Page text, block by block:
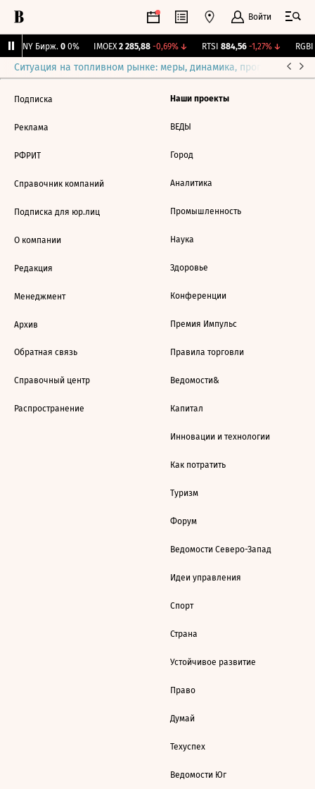
Войти
CNY Бирж. 0 0% IMOEX 2 285,88 -0,69%↓ RTSI 884,56 -1,27%↓ RGBI
Ситуация на топливном рынке: меры, динамика, прогнозы
Подписка
Реклама
РФРИТ
Справочник компаний
Подписка для юр.лиц
О компании
Редакция
Менеджмент
Архив
Обратная связь
Справочный центр
Распространение
Наши проекты
ВЕДЫ
Город
Аналитика
Промышленность
Наука
Здоровье
Конференции
Премия Импульс
Правила торговли
Ведомости&
Капитал
Инновации и технологии
Как потратить
Туризм
Форум
Ведомости Северо-Запад
Идеи управления
Спорт
Страна
Устойчивое развитие
Право
Думай
Техуспех
Ведомости Юг